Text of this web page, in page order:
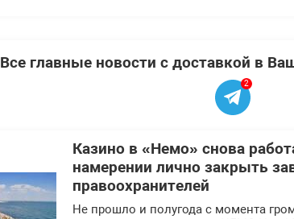
Все главные новости с доставкой в
2
Казино в «Немо» снова
намерении лично закрыть
правоохранителей
Не прошло и полугода с момента